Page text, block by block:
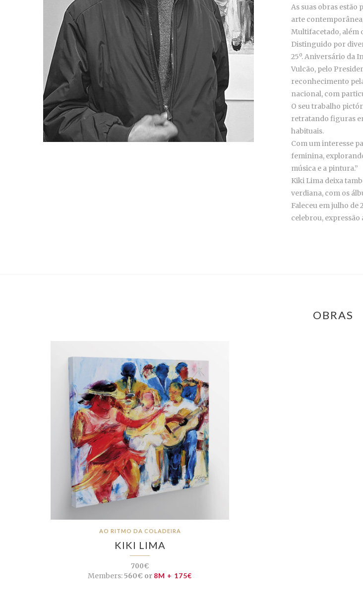
As suas obras estão
arte
Multifacetado, além
Distinguido por
25º. Aniversário da
Vulcão, pelo
reconhecimento
nacional, com
O seu trabalho
retratando figuras
habituais.
Com um interesse
feminina,
música e a pintura.”
Kiki Lima deixa
verdiana, com os
Faleceu em julho de
celebrou, expressão
OBRAS
AO RITMO DA COLADEIRA
KIKI LIMA
700€
Members:560€ or 8M + 175€